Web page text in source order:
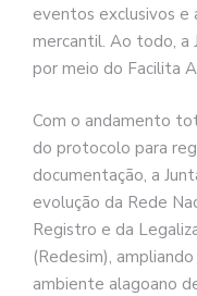
eventos exclusivos e
mercantil. Ao todo, a
por meio do Facilita
Com o andamento
do protocolo para
documentação, a
evolução da Rede
Registro e da
(Redesim),
ambiente alagoano